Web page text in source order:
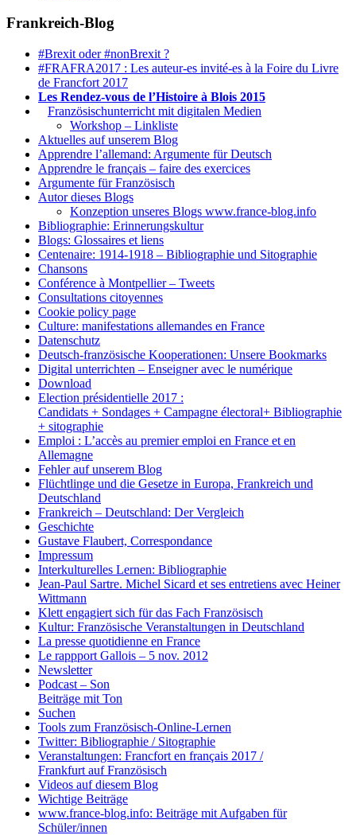
Frankreich-Blog
#Brexit oder #nonBrexit ?
#FRAFRA2017 : Les auteur-es invité-es à la Foire du Livre
de Francfort 2017
Les Rendez-vous de l’Histoire à Blois 2015
Französischunterricht mit digitalen Medien
Workshop – Linkliste
Aktuelles auf unserem Blog
Apprendre l’allemand: Argumente für Deutsch
Apprendre le français – faire des exercices
Argumente für Französisch
Autor dieses Blogs
Konzeption unseres Blogs www.france-blog.info
Bibliographie: Erinnerungskultur
Blogs: Glossaires et liens
Centenaire: 1914-1918 – Bibliographie und Sitographie
Chansons
Conférence à Montpellier – Tweets
Consultations citoyennes
Cookie policy page
Culture: manifestations allemandes en France
Datenschutz
Deutsch-französische Kooperationen: Unsere Bookmarks
Digital unterrichten – Enseigner avec le numérique
Download
Election présidentielle 2017 :
Candidats + Sondages + Campagne électoral+ Bibliographie
+ sitographie
Emploi : L’accès au premier emploi en France et en
Allemagne
Fehler auf unserem Blog
Flüchtlinge und die Gesetze in Europa, Frankreich und
Deutschland
Frankreich – Deutschland: Der Vergleich
Geschichte
Gustave Flaubert, Correspondance
Impressum
Interkulturelles Lernen: Bibliographie
Jean-Paul Sartre. Michel Sicard et ses entretiens avec Heiner
Wittmann
Klett engagiert sich für das Fach Französisch
Kultur: Französische Veranstaltungen in Deutschland
La presse quotidienne en France
Le rappport Gallois – 5 nov. 2012
Newsletter
Podcast – Son
Beiträge mit Ton
Suchen
Tools zum Französisch-Online-Lernen
Twitter: Bibliographie / Sitographie
Veranstaltungen: Francfort en français 2017 /
Frankfurt auf Französisch
Videos auf diesem Blog
Wichtige Beiträge
www.france-blog.info: Beiträge mit Aufgaben für
Schüler/innen